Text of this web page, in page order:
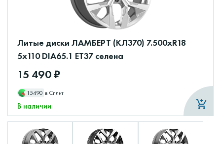
Литые диски ЛАМБЕРТ (КЛ370) 7.500xR18
5x110 DIA65.1 ET37 селена
15 490 ₽
15490 в Сплит
В наличии